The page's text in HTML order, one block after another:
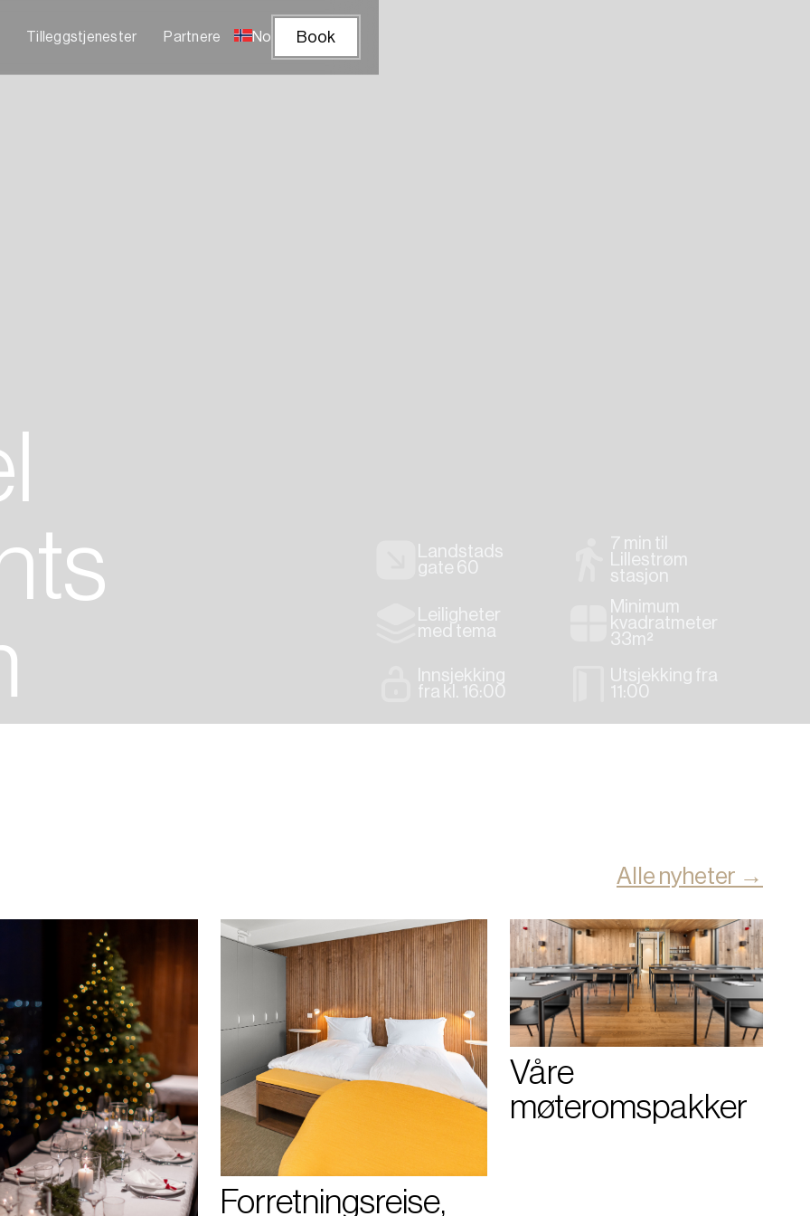
Tilleggstjenester Partnere No Book
Landstads
gate 60
7 min til
Lillestrøm
stasjon
Leiligheter
med tema
Minimum
kvadratmeter
33m²
Innsjekking
fra kl. 16:00
Utsjekking fra
11:00
Alle nyheter →
Forretningsreise,
Våre
møteromspakker